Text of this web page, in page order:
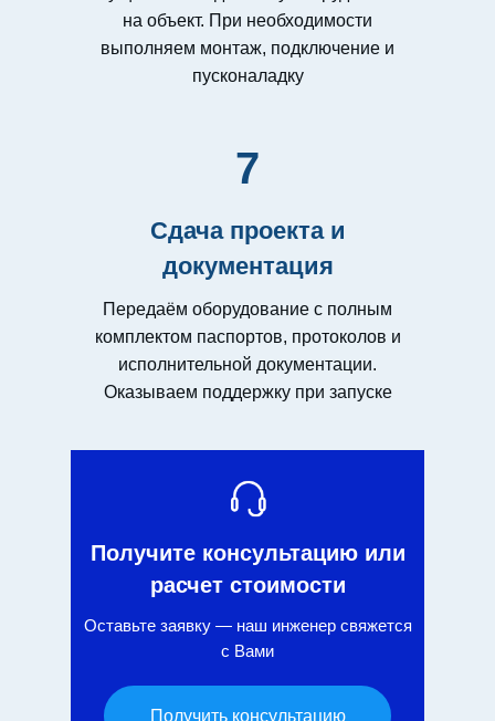
на объект. При необходимости
выполняем монтаж, подключение и
пусконаладку
Сдача проекта и
документация
Передаём оборудование с полным
комплектом паспортов, протоколов и
исполнительной документации.
Оказываем поддержку при запуске
Получить консультацию
Оставьте заявку — наш инженер свяжется
с Вами
Получите консультацию или
расчет стоимости
7